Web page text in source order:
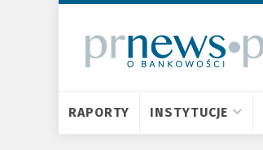
RAPORTY INSTYTUCJE